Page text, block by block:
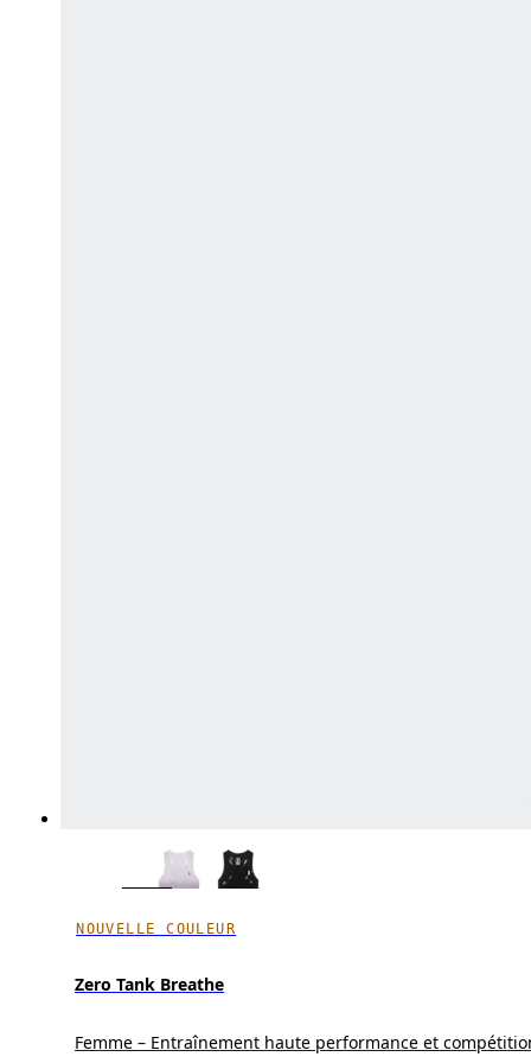
NOUVELLE COULEUR
Zero Tank Breathe
Femme – Entraînement haute performance et